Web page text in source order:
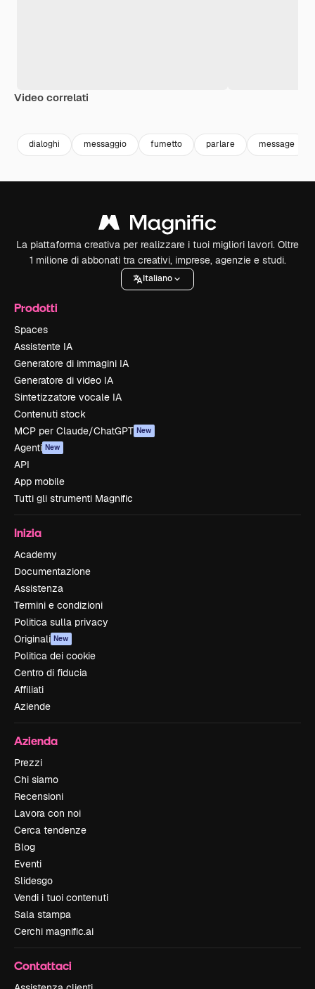
Video correlati
dialoghi messaggio fumetto parlare message
La piattaforma creativa per realizzare i tuoi migliori lavori. Oltre
1 milione di abbonati tra creativi, imprese, agenzie e studi.
Italiano
Prodotti
Spaces
Assistente IA
Generatore di immagini IA
Generatore di video IA
Sintetizzatore vocale IA
Contenuti stock
MCP per Claude/ChatGPT New
Agenti New
API
App mobile
Tutti gli strumenti Magnific
Inizia
Academy
Documentazione
Assistenza
Termini e condizioni
Politica sulla privacy
Originali New
Politica dei cookie
Centro di fiducia
Affiliati
Aziende
Azienda
Prezzi
Chi siamo
Recensioni
Lavora con noi
Cerca tendenze
Blog
Eventi
Slidesgo
Vendi i tuoi contenuti
Sala stampa
Cerchi magnific.ai
Contattaci